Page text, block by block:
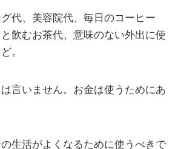
代、美容院代、毎日のコーヒー
飲むお茶代、意味のない外出に使
。
言いません。お金は使うためにあ
生活がよくなるために使うべきで